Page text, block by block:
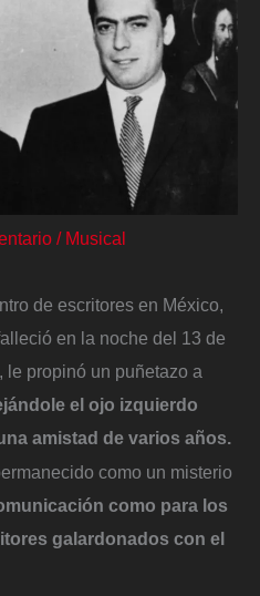
/ Musical
de escritores en México,
en la noche del 13 de
propinó un puñetazo a
el ojo izquierdo
amistad de varios años.
como un misterio
como para los
galardonados con el